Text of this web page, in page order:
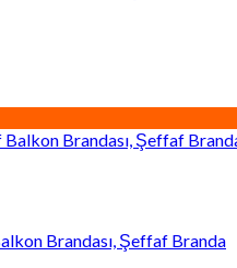
Brandası, Şeffaf Branda